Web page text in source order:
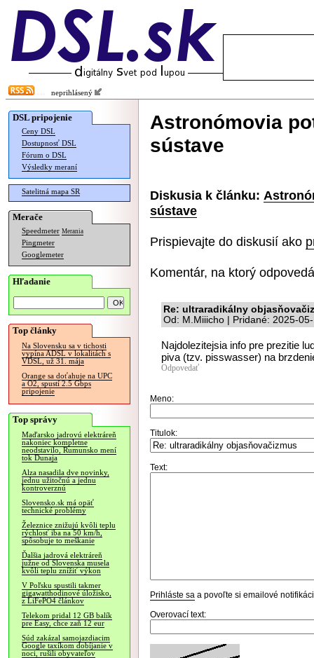
neprihlásený
DSL pripojenie
Ceny DSL
Dostupnosť DSL
Fórum o DSL
Výsledky meraní
Satelitná mapa SR
Merače
Speedmeter Merania
Pingmeter
Googlemeter
Hľadanie
Top články
Na Slovensku sa v tichosti
vypína ADSL v lokalitách s
VDSL, už 31. mája
Orange sa doťahuje na UPC
a O2, spustí 2.5 Gbps
pripojenie
Top správy
Maďarsko jadrovú elektráreň
nakoniec kompletne
neodstavilo, Rumunsko mení
tok Dunaja
Alza nasadila dve novinky,
jednu užitočnú a jednu
kontroverznú
Slovensko.sk má opäť
technické problémy
Železnice znižujú kvôli teplu
rýchlosť iba na 50 km/h,
spôsobuje to meškanie
Ďalšia jadrová elektráreň
južne od Slovenska musela
kvôli teplu znížiť výkon
V Poľsku spustili takmer
gigawatthodinové úložisko,
z LiFePO4 článkov
Telekom pridal 12 GB balík
pre Easy, chce zaň 12 eur
Súd zakázal samojazdiacim
Google taxíkom dobíjanie v
noci, rušili obyvateľov
Astronómovia
sústave
Diskusia k článku:
sústave
Prispievajte do diskusií ako
Komentár, na ktorý
Re: ultraradikálny
Od: M.Miiicho | Pridané: 2025-
Najdolezitejsia info pre prezitie
piva (tzv. pisswasser) na
Odpovedať
Meno:
Titulok:
Text:
Prihláste sa a povoľte si emailové
Overovací text: